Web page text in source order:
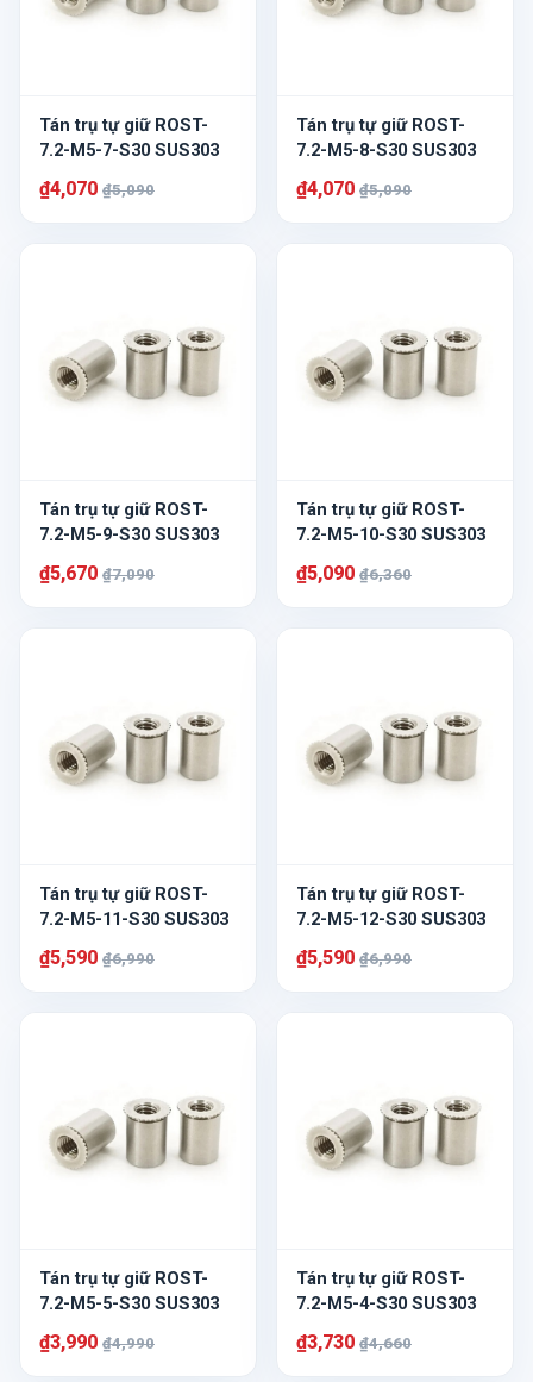
Tán trụ tự giữ ROST-
7.2-M5-7-S30 SUS303
₫4,070 ₫5,090
Tán trụ tự giữ ROST-
7.2-M5-8-S30 SUS303
₫4,070 ₫5,090
Tán trụ tự giữ ROST-
7.2-M5-9-S30 SUS303
₫5,670 ₫7,090
Tán trụ tự giữ ROST-
7.2-M5-10-S30 SUS303
₫5,090 ₫6,360
Tán trụ tự giữ ROST-
7.2-M5-11-S30 SUS303
₫5,590 ₫6,990
Tán trụ tự giữ ROST-
7.2-M5-12-S30 SUS303
₫5,590 ₫6,990
Tán trụ tự giữ ROST-
7.2-M5-5-S30 SUS303
₫3,990 ₫4,990
Tán trụ tự giữ ROST-
7.2-M5-4-S30 SUS303
₫3,730 ₫4,660